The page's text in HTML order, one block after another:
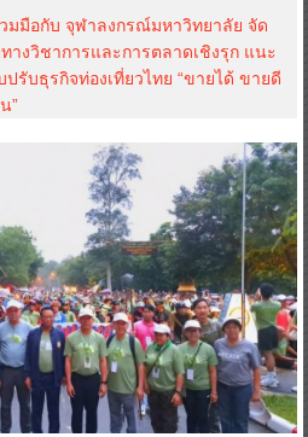
มมือกับ จุฬาลงกรณ์มหาวิทยาลัย จัด
างวิชาการและการตลาดเชิงรุก แนะ
ปรับธุรกิจท่องเที่ยวไทย “ขายได้ ขายดี
”